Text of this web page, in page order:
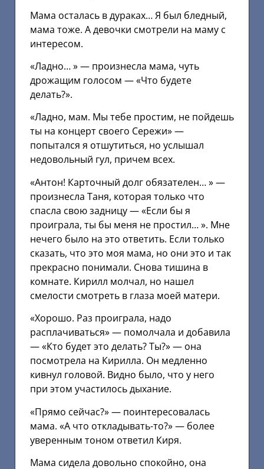
Мама осталась в дураках… Я был бледный,
мама тоже. А девочки смотрели на маму с
интересом.
«Ладно… » — произнесла мама, чуть
дрожащим голосом — «Что будете
делать?».
«Ладно, мам. Мы тебе простим, не пойдешь
ты на концерт своего Сережи» —
попытался я отшутиться, но услышал
недовольный гул, причем всех.
«Антон! Карточный долг обязателен… » —
произнесла Таня, которая только что
спасла свою задницу — «Если бы я
проиграла, ты бы меня не простил… ». Мне
нечего было на это ответить. Если только
сказать, что это моя мама, но они это и так
прекрасно понимали. Снова тишина в
комнате. Кирилл молчал, но нашел
смелости смотреть в глаза моей матери.
«Хорошо. Раз проиграла, надо
расплачиваться» — помолчала и добавила
— «Кто будет это делать? Ты?» — она
посмотрела на Кирилла. Он медленно
кивнул головой. Видно было, что у него
при этом участилось дыхание.
«Прямо сейчас?» — поинтересовалась
мама. «А что откладывать-то?» — более
уверенным тоном ответил Киря.
Мама сидела довольно спокойно, она